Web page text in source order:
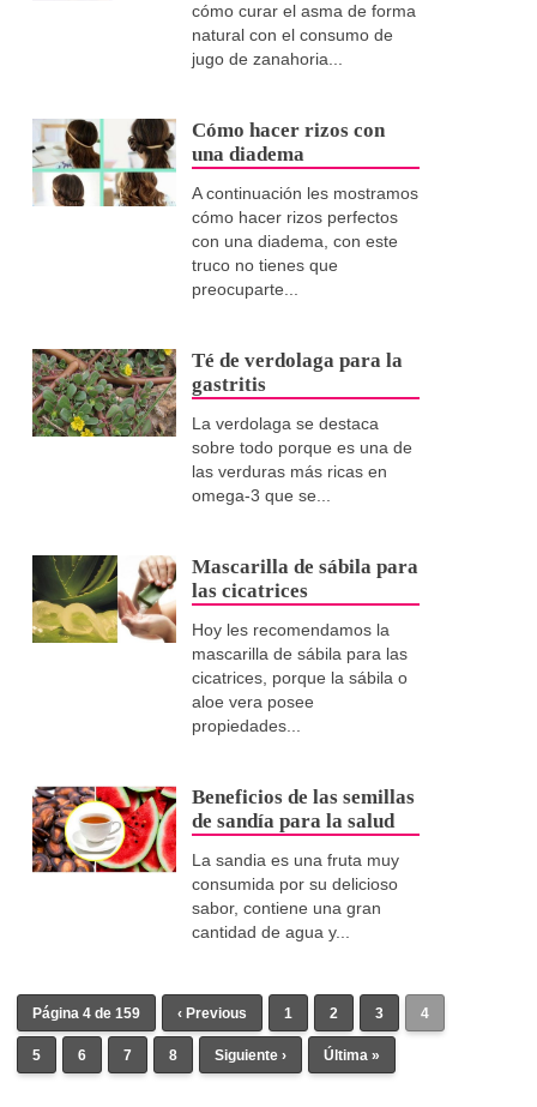
cómo curar el asma de forma
natural con el consumo de
jugo de zanahoria...
Cómo hacer rizos con
una diadema
A continuación les mostramos
cómo hacer rizos perfectos
con una diadema, con este
truco no tienes que
preocuparte...
Té de verdolaga para la
gastritis
La verdolaga se destaca
sobre todo porque es una de
las verduras más ricas en
omega-3 que se...
Mascarilla de sábila para
las cicatrices
Hoy les recomendamos la
mascarilla de sábila para las
cicatrices, porque la sábila o
aloe vera posee
propiedades...
Beneficios de las semillas
de sandía para la salud
La sandia es una fruta muy
consumida por su delicioso
sabor, contiene una gran
cantidad de agua y...
Página 4 de 159 ‹ Previous 1 2 3 4
5 6 7 8 Siguiente › Última »